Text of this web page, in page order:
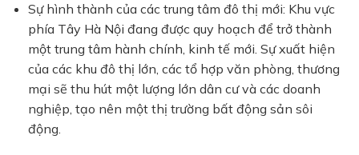
Sự hình thành của các trung tâm đô thị mới: Khu vực
phía Tây Hà Nội đang được quy hoạch để trở thành
một trung tâm hành chính, kinh tế mới. Sự xuất hiện
của các khu đô thị lớn, các tổ hợp văn phòng, thương
mại sẽ thu hút một lượng lớn dân cư và các doanh
nghiệp, tạo nên một thị trường bất động sản sôi
động.